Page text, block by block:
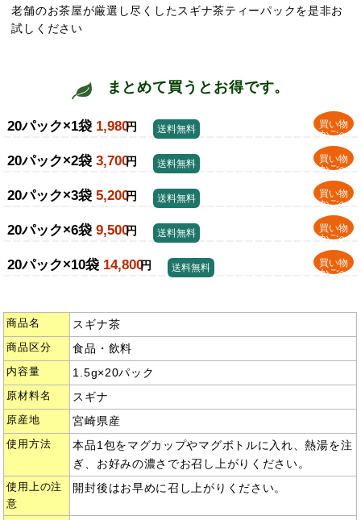
老舗のお茶屋が厳選し尽くしたスギナ茶ティーパックを是非お
試しください
まとめて買うとお得です。
20パック×1袋 1,980円
買い物
かごへ
送料無料
20パック×2袋 3,700円
買い物
かごへ
送料無料
20パック×3袋 5,200円
買い物
かごへ
送料無料
20パック×6袋 9,500円
買い物
かごへ
送料無料
20パック×10袋 14,800円
買い物
かごへ
送料無料
商品名 スギナ茶
商品区分 食品・飲料
内容量 1.5g×20パック
原材料名 スギナ
原産地 宮崎県産
使用方法
本品1包をマグカップやマグボトルに入れ、熱湯を注
ぎ、お好みの濃さでお召し上がりください。
使用上の注
意
開封後はお早めに召し上がりください。